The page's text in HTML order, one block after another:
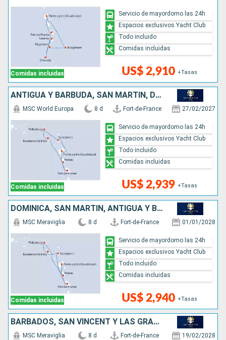
Comidas incluidas US$ 2,910 +Tasas
Servicio de mayordomo las 24h
Espacios exclusivos Yacht Club
Todo incluido
Comidas incluidas
ANTIGUA Y BARBUDA, SAN MARTÍN, DOMINICA
Comidas incluidas
MSC World Europa 8 d Fort-de-France 27/02/2027
US$ 2,939 +Tasas
Servicio de mayordomo las 24h
Espacios exclusivos Yacht Club
Todo incluido
Comidas incluidas
DOMINICA, SAN MARTÍN, ANTIGUA Y BARBUDA
Comidas incluidas
MSC Meraviglia 8 d Fort-de-France 01/01/2028
US$ 2,940 +Tasas
Servicio de mayordomo las 24h
Espacios exclusivos Yacht Club
Todo incluido
Comidas incluidas
BARBADOS, SAN VINCENT Y LAS GRANADINAS, TRINIDAD Y TOBAGO, GRENADA
MSC Meraviglia 8 d Fort-de-France 19/02/2028